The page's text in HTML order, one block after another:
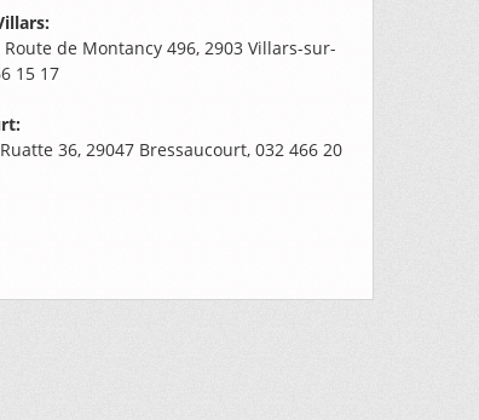
de Montancy 496, 2903 Villars-sur-
15 17
36, 29047 Bressaucourt, 032 466 20